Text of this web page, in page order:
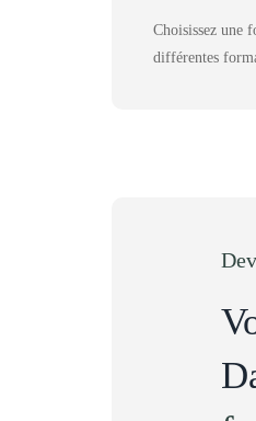
Choisissez une
différentes